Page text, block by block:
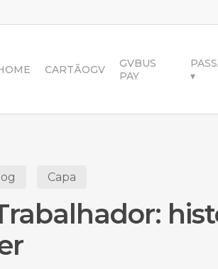
CARTÃOGV
GVBUS
PAY
▾
Capa